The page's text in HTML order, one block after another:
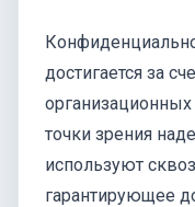
достигается за
точки зрения
используют
гарантирующее